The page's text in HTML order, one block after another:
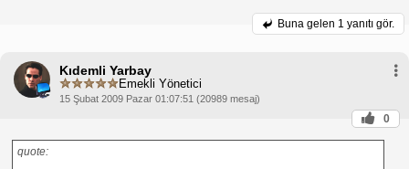
Buna gelen 1 yanıtı gör.
Kıdemli Yarbay
Emekli Yönetici
15 Şubat 2009 Pazar 01:07:51 (20989 mesaj)
0
quote: